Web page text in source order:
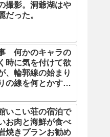
撮影。洞爺湖はや
だった。
何かのキャラの
時に気を付けて欲
、輪郭線の始まり
の線を何とかする
いこい荘の宿泊で
お肉と海鮮が食べ
焼きプランお勧め